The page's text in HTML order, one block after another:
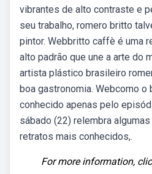
vibrantes de alto contraste e
seu trabalho, romero britto
pintor. Webbritto caffè é uma
alto padrão que une a arte do
artista plástico brasileiro
boa gastronomia. Webcomo o
conhecido apenas pelo
sábado (22) relembra
retratos mais conhecidos,.
For more information,